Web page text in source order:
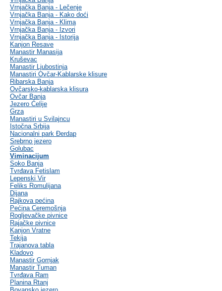
Vrnjačka Banja - Lečenje
Vrnjačka Banja - Kako doći
Vrnjačka Banja - Klima
Vrnjačka Banja - Izvori
Vrnjačka Banja - Istorija
Kanjon Resave
Manastir Manasija
Kruševac
Manastir Ljubostinja
Manastiri Ovčar-Kablarske klisure
Ribarska Banja
Ovčarsko-kablarska klisura
Ovčar Banja
Jezero Ćelije
Grza
Manastiri u Svilajncu
Istočna Srbija
Nacionalni park Đerdap
Srebrno jezero
Golubac
Viminacijum
Soko Banja
Tvrđava Fetislam
Lepenski Vir
Feliks Romulijana
Dijana
Rajkova pećina
Pećina Ceremošnja
Rogljevačke pivnice
Rajačke pivnice
Kanjon Vratne
Tekija
Trajanova tabla
Kladovo
Manastir Gornjak
Manastir Tuman
Tvrđava Ram
Planina Rtanj